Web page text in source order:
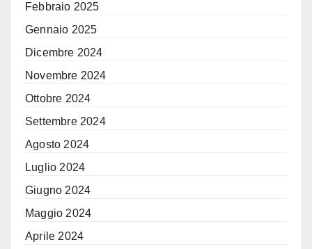
Febbraio 2025
Gennaio 2025
Dicembre 2024
Novembre 2024
Ottobre 2024
Settembre 2024
Agosto 2024
Luglio 2024
Giugno 2024
Maggio 2024
Aprile 2024